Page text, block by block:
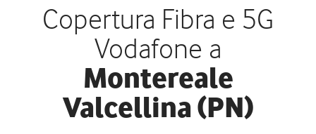
Copertura Fibra e 5G
Vodafone a
Montereale
Valcellina (PN)